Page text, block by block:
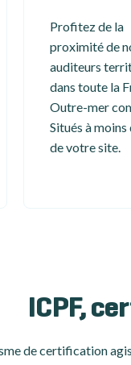
Profitez de la
proximité de
auditeurs
dans toute la
Outre-mer
Situés à moins
de votre site.
ICPF,
de certification